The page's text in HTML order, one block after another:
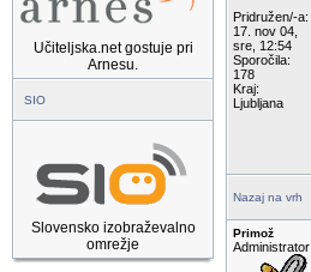
Učiteljska.net gostuje pri
Arnesu.
SIO
Slovensko izobraževalno
omrežje
Pridružen/-a:
17. nov 04,
sre, 12:54
Sporočila:
178
Kraj:
Ljubljana
Nazaj na vrh
Primož
Administrator